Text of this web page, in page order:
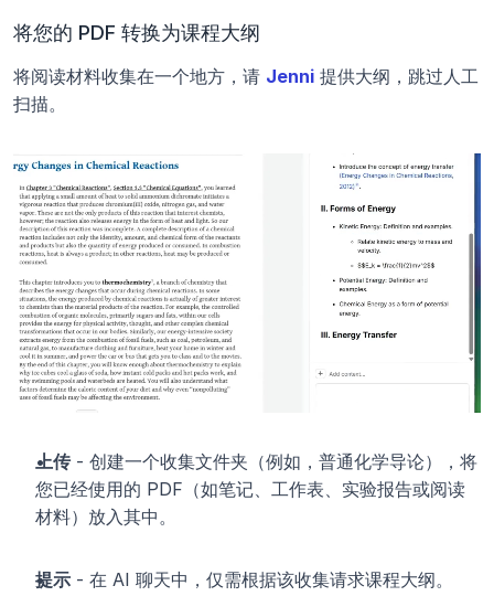
将您的 PDF 转换为课程大纲
将阅读材料收集在一个地方，请 Jenni 提供大纲，跳过人工
扫描。
上传 - 创建一个收集文件夹（例如，普通化学导论），将
您已经使用的 PDF（如笔记、工作表、实验报告或阅读
材料）放入其中。
提示 - 在 AI 聊天中，仅需根据该收集请求课程大纲。